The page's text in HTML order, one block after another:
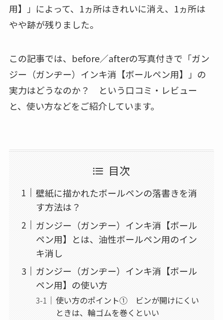
用】」によって、1ヵ所はきれいに消え、1ヵ所は
やや跡が残りました。
この記事では、before／afterの写真付きで「ガン
ジー（ガンヂー）インキ消【ボールペン用】」の
実力はどうなのか？ という口コミ・レビュー
と、使い方などをご紹介しています。
目次
壁紙に描かれたボールペンの落書きを消
す方法は？
ガンジー（ガンヂー）インキ消【ボール
ペン用】とは、油性ボールペン用のイン
キ消し
ガンジー（ガンヂー）インキ消【ボール
ペン用】の使い方
使い方のポイント① ビンが開けにくい
ときは、輪ゴムを巻くといい